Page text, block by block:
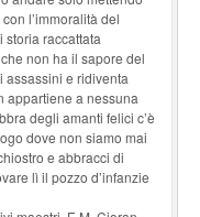
l’immoralità del
storia raccattata
non ha il sapore del
assassini e ridiventa
appartiene a nessuna
degli amanti felici c’è
dove non siamo mai
e abbracci di
lì il pozzo d’infanzie